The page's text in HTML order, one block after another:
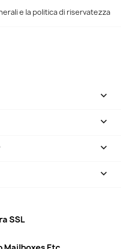
e la politica di riservatezza


keyboard_arrow_down

SSL